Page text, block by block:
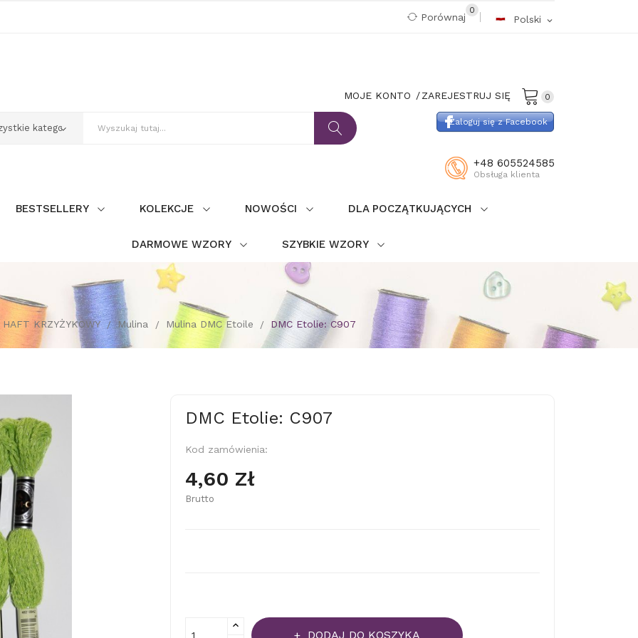
Polski expand_more
Porównaj
0
0
MOJE KONTO ZAREJESTRUJ SIĘ
+48 605524585
Obsługa klienta
Zaloguj się z Facebook
BESTSELLERY KOLEKCJE NOWOŚCI DLA POCZĄTKUJĄCYCH
DARMOWE WZORY SZYBKIE WZORY
HAFT KRZYŻYKOWY Mulina Mulina DMC Etoile DMC Etolie: C907
DMC Etolie: C907
Kod zamówienia:
4,60 Zł
Brutto
DODAJ DO KOSZYKA